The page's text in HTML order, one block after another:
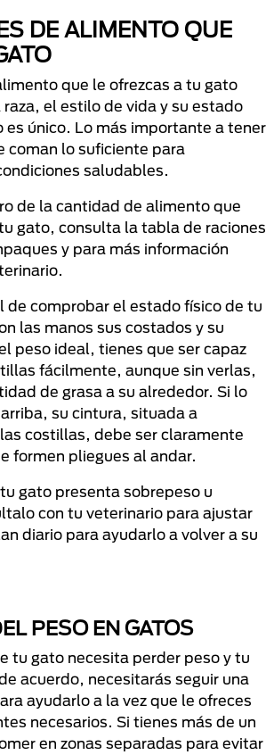
DE ALIMENTO QUE
que le ofrezcas a tu gato
el estilo de vida y su estado
es único. Lo más importante a tener
coman lo suficiente para
saludables.
de la cantidad de alimento que
gato, consulta la tabla de raciones
y para más información
de comprobar el estado físico de tu
las manos sus costados y su
peso ideal, tienes que ser capaz
fácilmente, aunque sin verlas,
de grasa a su alrededor. Si lo
su cintura, situada a
costillas, debe ser claramente
formen pliegues al andar.
gato presenta sobrepeso u
con tu veterinario para ajustar
diario para ayudarlo a volver a su
PESO EN GATOS
tu gato necesita perder peso y tu
acuerdo, necesitarás seguir una
ayudarlo a la vez que le ofreces
necesarios. Si tienes más de un
en zonas separadas para evitar